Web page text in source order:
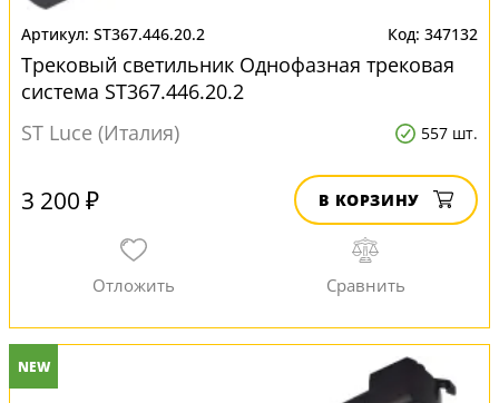
ST367.446.20.2 347132
Трековый светильник Однофазная трековая
система ST367.446.20.2
ST Luce (Италия)
557 шт.
3 200 ₽ В КОРЗИНУ
NEW